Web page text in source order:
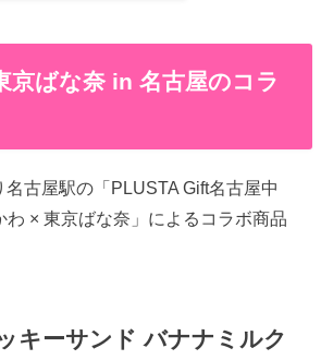
京ばな奈 in 名古屋のコラ
古屋駅の「PLUSTA Gift名古屋中
わ × 東京ばな奈」によるコラボ商品
キーサンド バナナミルク